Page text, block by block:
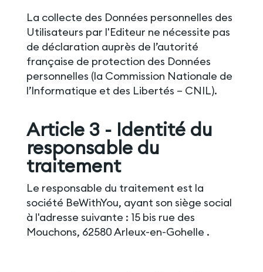
La collecte des Données personnelles des
Utilisateurs par l'Editeur ne nécessite pas
de déclaration auprès de l’autorité
française de protection des Données
personnelles (la Commission Nationale de
l’Informatique et des Libertés – CNIL).
Article 3 - Identité du
responsable du
traitement
Le responsable du traitement est la
société BeWithYou, ayant son siège social
à l'adresse suivante : 15 bis rue des
Mouchons, 62580 Arleux-en-Gohelle .